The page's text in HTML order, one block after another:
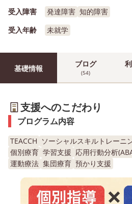
受入障害
発達障害 知的障害
受入年齢
未就学
基礎情報 ブログ
(54)
支援へのこだわり
プログラム内容
TEACCH ソーシャルスキルトレーニ
個別療育 学習支援 応用行動分析
運動療法 集団療育 預かり支援